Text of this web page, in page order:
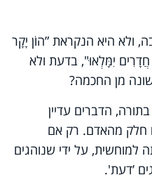
ולא היא הנקראת ”הוֹן יָקָר
יִמָּלְאוּ", בדעת ולא
מן החכמה?
הדברים עדיין
חלק מהאדם. רק אם
למוחשית, על ידי שנוהגים
’דעת'.